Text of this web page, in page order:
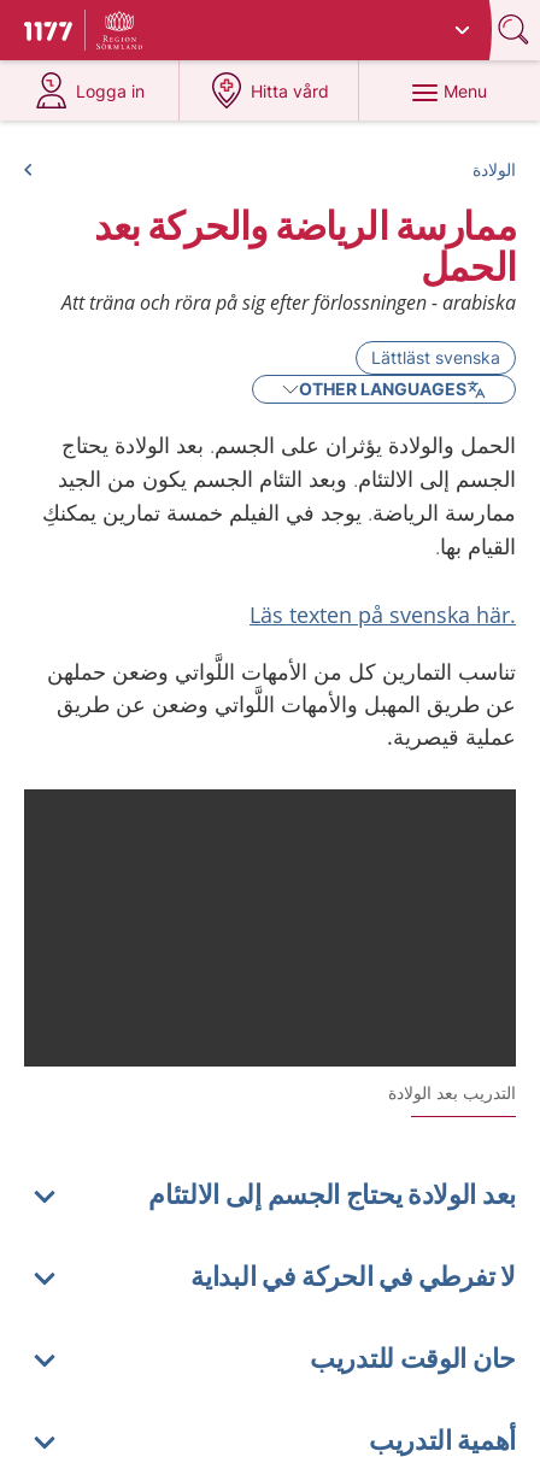
To start page for 1177
Du har valt region
Logga in
at 1177.se
Hitta vård
at 1177.se
Menu
الولادة
ممارسة الرياضة والحركة بعد
الحمل
Att träna och röra på sig efter förlossningen - arabiska
Lättläst svenska
OTHER LANGUAGES
الحمل والولادة يؤثران على الجسم. بعد الولادة يحتاج
الجسم إلى الالتئام. وبعد التئام الجسم يكون من الجيد
ممارسة الرياضة. يوجد في الفيلم خمسة تمارين يمكنكِ
القيام بها.
.Läs texten på svenska här
تناسب التمارين كل من الأمهات اللَّواتي وضعن حملهن
عن طريق المهبل والأمهات اللَّواتي وضعن عن طريق
عملية قيصرية.
التدريب بعد الولادة
بعد الولادة يحتاج الجسم إلى الالتئام
لا تفرطي في الحركة في البداية
حان الوقت للتدريب
أهمية التدريب